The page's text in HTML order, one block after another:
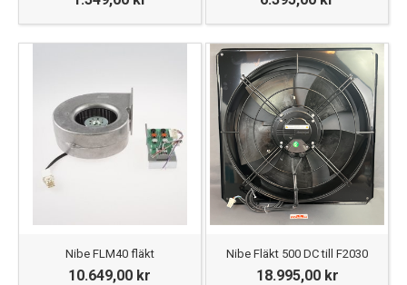
Nibe FLM40 fläkt
10.649,00 kr
Nibe Fläkt 500 DC till F2030
18.995,00 kr